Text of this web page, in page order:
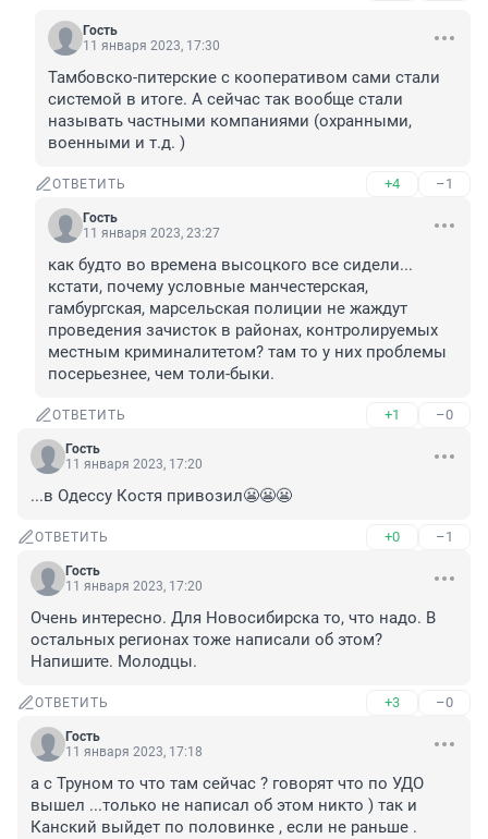
Гость
11 января 2023, 17:30
Тамбовско-питерские с кооперативом сами стали
системой в итоге. А сейчас так вообще стали
называть частными компаниями (охранными,
военными и т.д. )
ОТВЕТИТЬ +4 –1
Гость
11 января 2023, 23:27
как будто во времена высоцкого все сидели...
кстати, почему условные манчестерская,
гамбургская, марсельская полиции не жаждут
проведения зачисток в районах, контролируемых
местным криминалитетом? там то у них проблемы
посерьезнее, чем толи-быки.
ОТВЕТИТЬ +1 –0
Гость
11 января 2023, 17:20
...в Одессу Костя привозил😬😬😬
ОТВЕТИТЬ +0 –1
Гость
11 января 2023, 17:20
Очень интересно. Для Новосибирска то, что надо. В
остальных регионах тоже написали об этом?
Напишите. Молодцы.
ОТВЕТИТЬ +3 –0
Гость
11 января 2023, 17:18
а с Труном то что там сейчас ? говорят что по УДО
вышел ...только не написал об этом никто ) так и
Канский выйдет по половинке , если не раньше .